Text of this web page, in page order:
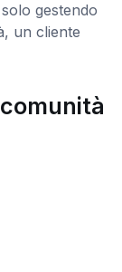
gestendo
un cliente